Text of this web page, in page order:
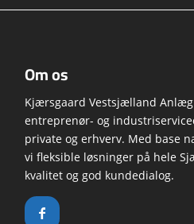
Om os
Kjærsgaard Vestsjælland Anlæg
entreprenør- og
private og erhverv. Med base
vi fleksible løsninger på hele
kvalitet og god kundedialog.